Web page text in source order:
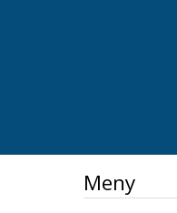
Meny